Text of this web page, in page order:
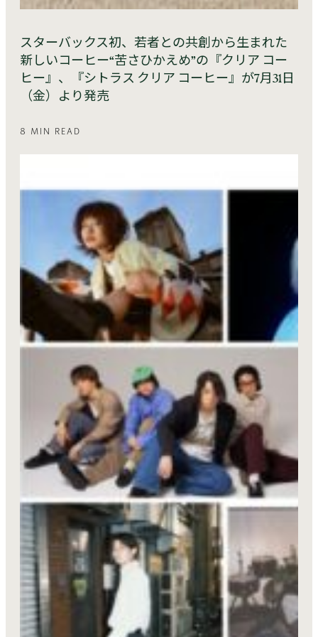
スターバックス初、若者との共創から生まれた
新しいコーヒー“苦さひかえめ”の『クリア コー
ヒー』、『シトラス クリア コーヒー』が7月31日
（金）より発売
8 MIN READ